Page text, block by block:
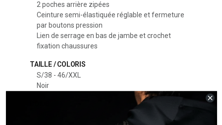
2 poches arrière zipées
Ceinture semi-élastiquée réglable et fermeture
par boutons pression
Lien de serrage en bas de jambe et crochet
fixation chaussures
TAILLE / COLORIS
S/38 - 46/XXL
Noir